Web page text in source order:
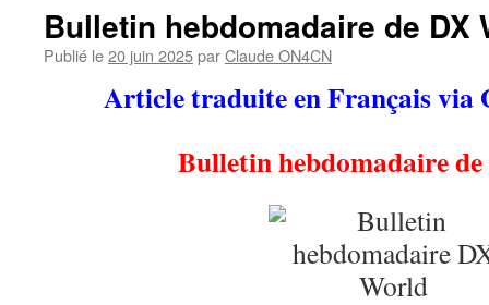
Bulletin hebdomadaire de DX
Publié le20 juin 2025parClaude ON4CN
Article traduite en Français via
Bulletin hebdomadaire